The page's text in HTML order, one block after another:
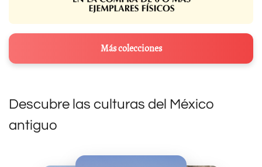
Más colecciones
Descubre las culturas del México
antiguo